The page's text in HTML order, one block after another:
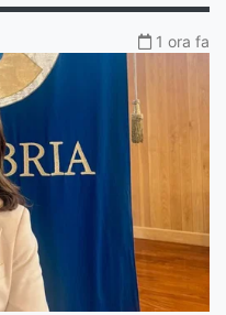
1 ora fa